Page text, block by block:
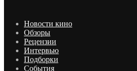
Новости кино
Обзоры
Рецензии
Интервью
Подборки
События